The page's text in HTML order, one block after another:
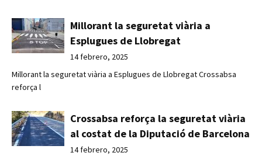
Millorant la seguretat viària a
Esplugues de Llobregat
14 febrero, 2025
Millorant la seguretat viària a Esplugues de Llobregat Crossabsa
reforça l
Crossabsa reforça la seguretat viària
al costat de la Diputació de Barcelona
14 febrero, 2025